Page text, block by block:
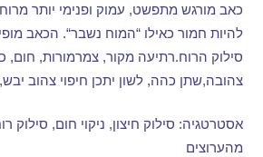
כאב מורגש מתפשט, עמוק ופנימי יותר
להיות חמור כאילו“המוח נשבר“. הכאב
סילוק הרוח.רתיעה מקור,צמרמורות, חום,
צהובה,שתן כהה,לשון יתכן חיפוי צהוב יבש
אסטרטגיה: סילוק חיצון, ניקוי חום, סילוק
מהערוצים